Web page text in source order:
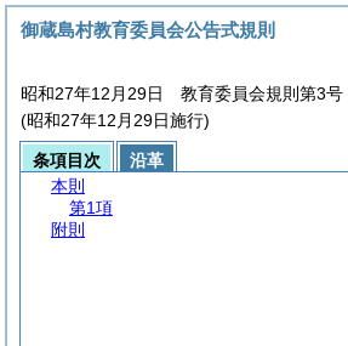
御蔵島村教育委員会公告式規則
昭和27年12月29日 教育委員会規則第3号
(昭和27年12月29日施行)
条項目次
沿革
本則
第1項
附則